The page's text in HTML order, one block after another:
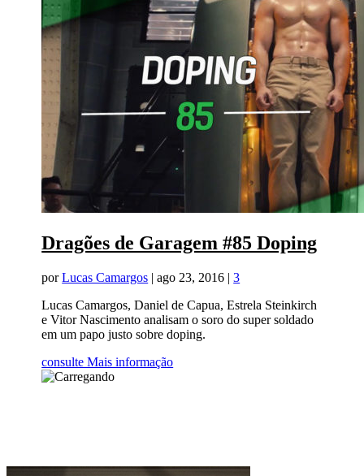
Dragões de Garagem #85 Doping
porLucas Camargos |ago 23, 2016 |3
Lucas Camargos, Daniel de Capua, Estrela Steinkirch
e Vitor Nascimento analisam o soro do super soldado
em um papo justo sobre doping.
consulte Mais informação